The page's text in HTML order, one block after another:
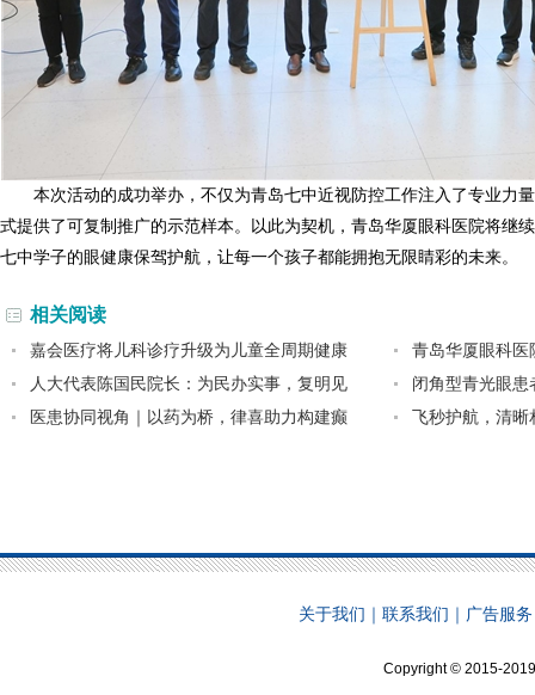
本次活动的成功举办，不仅为青岛七中近视防控工作注入了专业力
式提供了可复制推广的示范样本。以此为契机，青岛华厦眼科医院将继
七中学子的眼健康保驾护航，让每一个孩子都能拥抱无限睛彩的未来。
相关阅读
嘉会医疗将儿科诊疗升级为儿童全周期健康
青岛华厦眼科医
人大代表陈国民院长：为民办实事，复明见
闭角型青光眼
医患协同视角｜以药为桥，律喜助力构建癫
飞秒护航，清
关于我们 ｜ 联系我们 ｜ 广告服务
Copyright © 2015-